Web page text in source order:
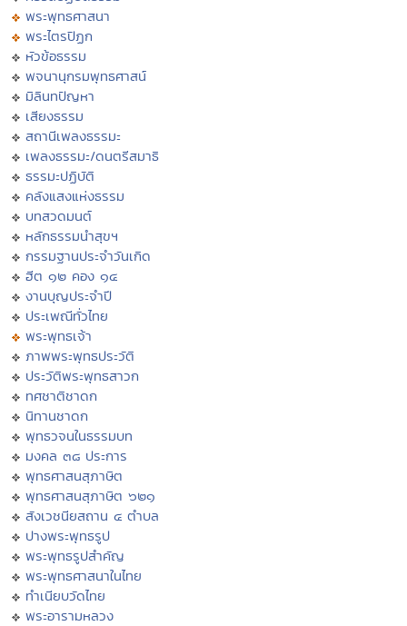
พระพุทธศาสนา
พระไตรปิฏก
หัวข้อธรรม
พจนานุกรมพุทธศาสน์
มิลินทปัญหา
เสียงธรรม
สถานีเพลงธรรมะ
เพลงธรรมะ/ดนตรีสมาธิ
ธรรมะปฏิบัติ
คลังแสงแห่งธรรม
บทสวดมนต์
หลักธรรมนำสุขฯ
กรรมฐานประจำวันเกิด
ฮีต ๑๒ คอง ๑๔
งานบุญประจำปี
ประเพณีทั่วไทย
พระพุทธเจ้า
ภาพพระพุทธประวัติ
ประวัติพระพุทธสาวก
ทศชาติชาดก
นิทานชาดก
พุทธวจนในธรรมบท
มงคล ๓๘ ประการ
พุทธศาสนสุภาษิต
พุทธศาสนสุภาษิต ๖๒๑
สังเวชนียสถาน ๔ ตำบล
ปางพระพุทธรูป
พระพุทธรูปสำคัญ
พระพุทธศาสนาในไทย
ทำเนียบวัดไทย
พระอารามหลวง